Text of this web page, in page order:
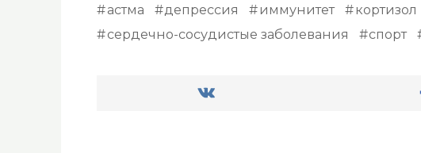
астма депрессия иммунитет кортизол
сердечно-сосудистые заболевания
спорт